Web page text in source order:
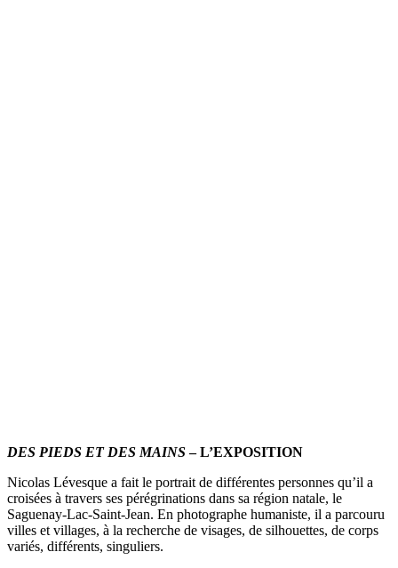
DES PIEDS ET DES MAINS– L’EXPOSITION
Nicolas Lévesque a fait le portrait de différentes personnes qu’il a
croisées à travers ses pérégrinations dans sa région natale, le
Saguenay-Lac-Saint-Jean. En photographe humaniste, il a parcouru
villes et villages, à la recherche de visages, de silhouettes, de corps
variés, différents, singuliers.